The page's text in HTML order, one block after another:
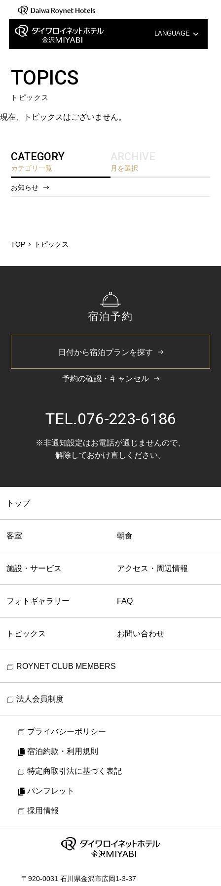
LANGUAGE
TOPICS
トピックス
現在、トピックスはございません。
CATEGORY
カテゴリ一覧
お知らせ
ARCHIVE
月を選択
2025/12
TOP トピックス
宿泊予約
日付から宿泊プランを探す
予約の確認・キャンセル
TEL.076-223-6186
※非通知設定はお電話が通じませんので、
解除しておかけ直しください。
トップ
客室 朝食
施設・サービス アクセス・周辺情報
フォトギャラリー FAQ
トピックス お問い合わせ
ROYNET CLUB MEMBERS
法人会員制度
プライバシーポリシー
宿泊約款・利用規則
特定商取引法に基づく表記
パンフレット
採用情報
〒920-0031 石川県金沢市広岡1-3-37